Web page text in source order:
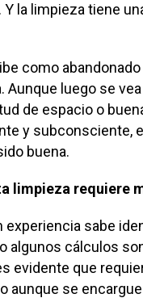
la limpieza tiene
como
Aunque luego se
de espacio o
y subconsciente,
buena.
limpieza requiere
experiencia sabe
algunos cálculos
evidente que
aunque se